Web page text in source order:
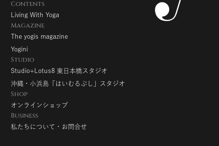
Contents
Living With Yoga
Magazine
The yogis magazine
Yogini
Studio
Studio+Lotus8 東日本橋スタジオ
沖縄・小浜島「はいむるぶし」スタジオ
Shop
オンラインショップ
Business
私たちについて・お問合せ